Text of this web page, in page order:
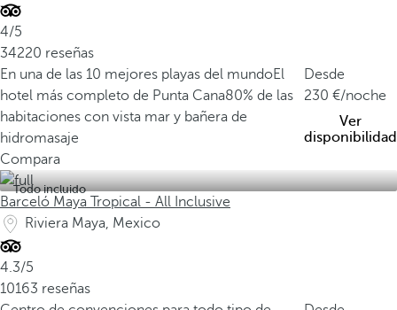
4/5
34220 reseñas
En una de las 10 mejores playas del mundoEl
hotel más completo de Punta Cana80% de las
habitaciones con vista mar y bañera de
hidromasaje
Desde
230
/noche
Ver
disponibilidad
Compara
Todo incluido
Barceló Maya Tropical - All Inclusive
Riviera Maya, Mexico
4.3/5
10163 reseñas